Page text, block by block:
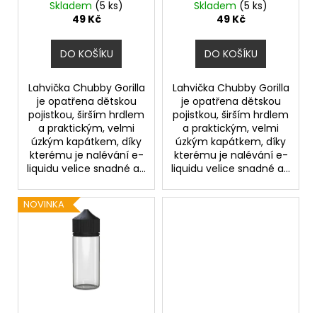
(Transparentní)
Skladem (5 ks)
49 Kč
DO KOŠÍKU
Lahvička Chubby Gorilla
je opatřena dětskou
pojistkou, širším hrdlem
a praktickým, velmi
úzkým kapátkem, díky
kterému je nalévání e-
liquidu velice snadné a...
(Černá)
Skladem (5 ks)
49 Kč
DO KOŠÍKU
Lahvička Chubby Gorilla
je opatřena dětskou
pojistkou, širším hrdlem
a praktickým, velmi
úzkým kapátkem, díky
kterému je nalévání e-
liquidu velice snadné a...
NOVINKA
HLEDAT